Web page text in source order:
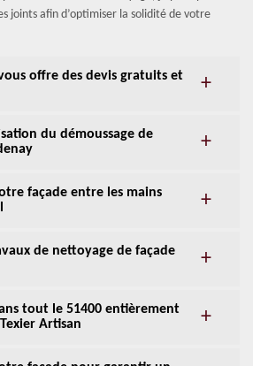
joints afin d’optimiser la solidité de votre
offre des devis gratuits et
du démoussage de
façade entre les mains
de nettoyage de façade
tout le 51400 entièrement
Artisan